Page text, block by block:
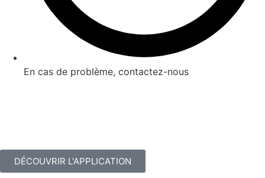
En cas de problème, contactez-nous
DÉCOUVRIR L'APPLICATION